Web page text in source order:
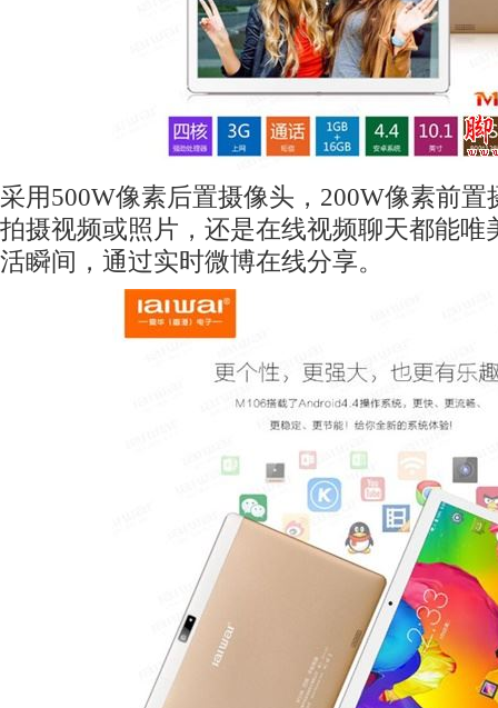
采用500W像素后置摄像头，200W像素前
拍摄视频或照片，还是在线视频聊天都能唯
活瞬间，通过实时微博在线分享。